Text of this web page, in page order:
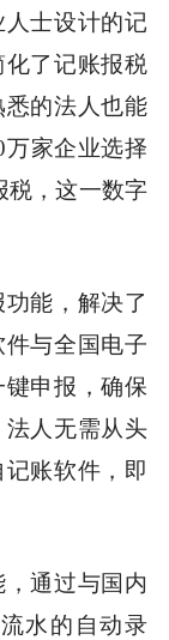
士设计的记
了记账报税
的法人也能
家企业选择
税，这一数字
能，解决了
与全国电子
申报，确保
人无需从头
账软件，即
通过与国内
水的自动录